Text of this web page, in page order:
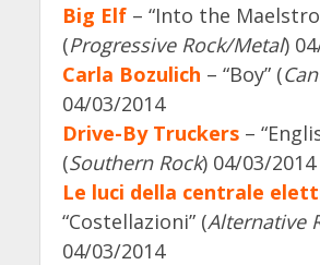
Big Elf– “Into the
(Progressive Rock/Metal)
Carla Bozulich – “Boy” (
04/03/2014
Drive-By Truckers–
(Southern Rock) 04/03/2014
Le luci della centrale
“Costellazioni” (Alternative
04/03/2014